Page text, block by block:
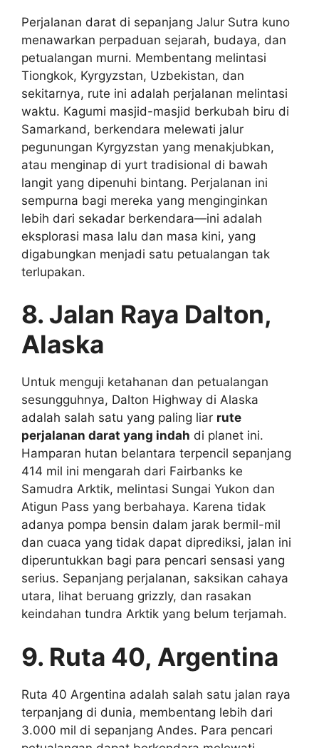
Perjalanan darat di sepanjang Jalur Sutra kuno
menawarkan perpaduan sejarah, budaya, dan
petualangan murni. Membentang melintasi
Tiongkok, Kyrgyzstan, Uzbekistan, dan
sekitarnya, rute ini adalah perjalanan melintasi
waktu. Kagumi masjid-masjid berkubah biru di
Samarkand, berkendara melewati jalur
pegunungan Kyrgyzstan yang menakjubkan,
atau menginap di yurt tradisional di bawah
langit yang dipenuhi bintang. Perjalanan ini
sempurna bagi mereka yang menginginkan
lebih dari sekadar berkendara—ini adalah
eksplorasi masa lalu dan masa kini, yang
digabungkan menjadi satu petualangan tak
terlupakan.
8. Jalan Raya Dalton,
Alaska
Untuk menguji ketahanan dan petualangan
sesungguhnya, Dalton Highway di Alaska
adalah salah satu yang paling liar rute
perjalanan darat yang indah di planet ini.
Hamparan hutan belantara terpencil sepanjang
414 mil ini mengarah dari Fairbanks ke
Samudra Arktik, melintasi Sungai Yukon dan
Atigun Pass yang berbahaya. Karena tidak
adanya pompa bensin dalam jarak bermil-mil
dan cuaca yang tidak dapat diprediksi, jalan ini
diperuntukkan bagi para pencari sensasi yang
serius. Sepanjang perjalanan, saksikan cahaya
utara, lihat beruang grizzly, dan rasakan
keindahan tundra Arktik yang belum terjamah.
9. Ruta 40, Argentina
Ruta 40 Argentina adalah salah satu jalan raya
terpanjang di dunia, membentang lebih dari
3.000 mil di sepanjang Andes. Para pencari